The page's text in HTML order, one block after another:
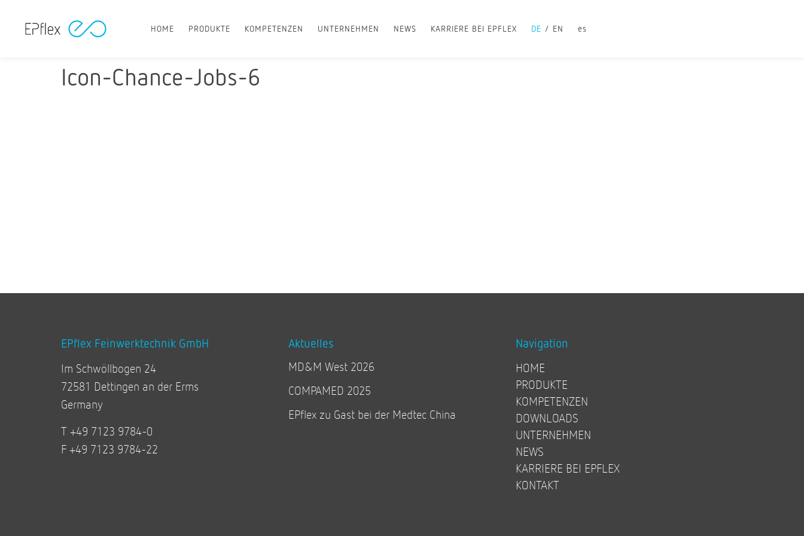
HOME PRODUKTE KOMPETENZEN UNTERNEHMEN NEWS KARRIERE BEI EPFLEX DE EN es
Icon-Chance-Jobs-6
EPflex Feinwerktechnik GmbH
Im Schwöllbogen 24
72581 Dettingen an der Erms
Germany
T +49 7123 9784-0
F +49 7123 9784-22
Aktuelles
MD&M West 2026
COMPAMED 2025
EPflex zu Gast bei der Medtec China
Navigation
HOME
PRODUKTE
KOMPETENZEN
DOWNLOADS
UNTERNEHMEN
NEWS
KARRIERE BEI EPFLEX
KONTAKT